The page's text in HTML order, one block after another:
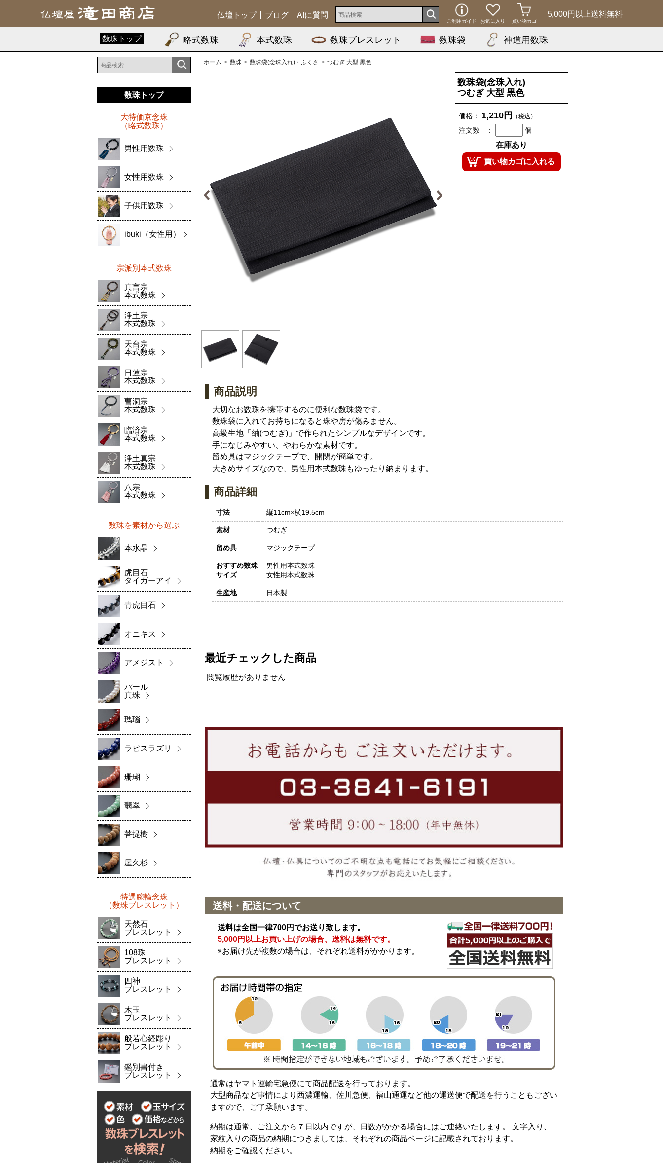
5,000円以上送料無料
ご利用ガイド お気に入り 買い物カゴ
仏壇トップ ブログ AIに質問
数珠トップ 略式数珠 本式数珠 数珠ブレスレット 数珠袋 神道用数珠
ホーム 数珠 数珠袋(念珠入れ)・ふくさ つむぎ 大型 黒色
数珠袋(念珠入れ)
つむぎ 大型 黒色
価格： 1,210円 （税込）
注文数 ： 個
在庫あり
商品説明
大切なお数珠を携帯するのに便利な数珠袋です。
数珠袋に入れてお持ちになると珠や房が傷みません。
高級生地「紬(つむぎ)」で作られたシンプルなデザインです。
手になじみやすい、やわらかな素材です。
留め具はマジックテープで、開閉が簡単です。
大きめサイズなので、男性用本式数珠もゆったり納まります。
商品詳細
寸法 縦11cm×横19.5cm
素材 つむぎ
留め具 マジックテープ
おすすめ数珠
サイズ
男性用本式数珠
女性用本式数珠
生産地 日本製
最近チェックした商品
閲覧履歴がありません
送料・配送について
送料は全国一律700円でお送り致します。
5,000円以上お買い上げの場合、送料は無料です。
※お届け先が複数の場合は、それぞれ送料がかかります。
通常はヤマト運輸宅急便にて商品配送を行っております。
大型商品など事情により西濃運輸、佐川急便、福山通運など他の運送便で配送を行うこともござい
ますので、ご了承願います。
納期は通常、ご注文から７日以内ですが、日数がかかる場合にはご連絡いたします。 文字入り、
家紋入りの商品の納期につきましては、それぞれの商品ページに記載されております。
納期をご確認ください。
数珠トップ
大特価京念珠
（略式数珠）
男性用数珠
女性用数珠
子供用数珠
ibuki（女性用）
宗派別本式数珠
真言宗
本式数珠
浄土宗
本式数珠
天台宗
本式数珠
日蓮宗
本式数珠
曹洞宗
本式数珠
臨済宗
本式数珠
浄土真宗
本式数珠
八宗
本式数珠
数珠を素材から選ぶ
本水晶
虎目石
タイガーアイ
青虎目石
オニキス
アメジスト
パール
真珠
瑪瑙
ラピスラズリ
珊瑚
翡翠
菩提樹
屋久杉
特選腕輪念珠
（数珠ブレスレット）
天然石
ブレスレット
108珠
ブレスレット
四神
ブレスレット
木玉
ブレスレット
般若心経彫り
ブレスレット
鑑別書付き
ブレスレット